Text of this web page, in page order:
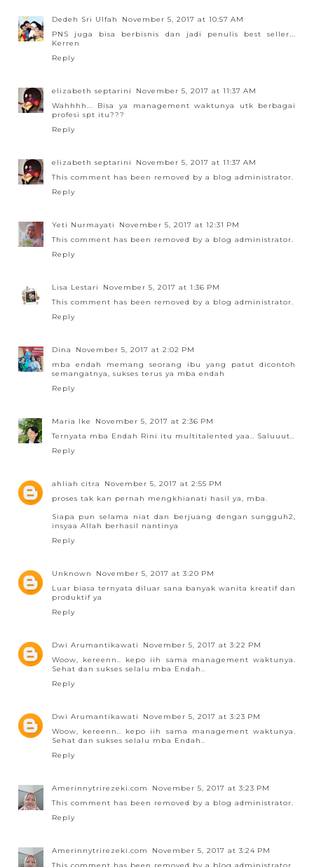
Dedeh Sri Ulfah
November 5, 2017 at 10:57 AM
PNS juga bisa berbisnis dan jadi penulis best seller...
Kerren
Reply
elizabeth septarini
November 5, 2017 at 11:37 AM
Wahhhh... Bisa ya management waktunya utk berbagai
profesi spt itu???
Reply
elizabeth septarini
November 5, 2017 at 11:37 AM
This comment has been removed by a blog administrator.
Reply
Yeti Nurmayati
November 5, 2017 at 12:31 PM
This comment has been removed by a blog administrator.
Reply
Lisa Lestari
November 5, 2017 at 1:36 PM
This comment has been removed by a blog administrator.
Reply
Dina
November 5, 2017 at 2:02 PM
mba endah memang seorang ibu yang patut dicontoh
semangatnya, sukses terus ya mba endah
Reply
Maria Ike
November 5, 2017 at 2:36 PM
Ternyata mba Endah Rini itu multitalented yaa.. Saluuut..
Reply
ahliah citra
November 5, 2017 at 2:55 PM
proses tak kan pernah mengkhianati hasil ya, mba.
Siapa pun selama niat dan berjuang dengan sungguh2,
insyaa Allah berhasil nantinya
Reply
Unknown
November 5, 2017 at 3:20 PM
Luar biasa ternyata diluar sana banyak wanita kreatif dan
produktif ya
Reply
Dwi Arumantikawati
November 5, 2017 at 3:22 PM
Woow, kereenn.. kepo iih sama management waktunya.
Sehat dan sukses selalu mba Endah..
Reply
Dwi Arumantikawati
November 5, 2017 at 3:23 PM
Woow, kereenn.. kepo iih sama management waktunya.
Sehat dan sukses selalu mba Endah..
Reply
Amerinnytrirezeki.com
November 5, 2017 at 3:23 PM
This comment has been removed by a blog administrator.
Reply
Amerinnytrirezeki.com
November 5, 2017 at 3:24 PM
This comment has been removed by a blog administrator.